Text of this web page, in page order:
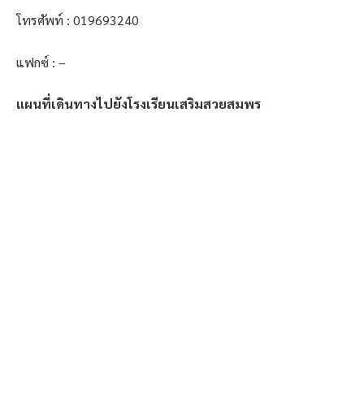
โทรศัพท์ : 019693240
แฟกซ์ : –
แผนที่เดินทางไปยังโรงเรียนเสริมสวยสมพร